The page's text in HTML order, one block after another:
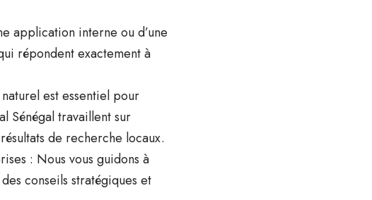
application interne ou d’une
répondent exactement à
est essentiel pour
Sénégaltravaillent sur
de recherche locaux.
: Nous vous guidons à
conseils stratégiques et